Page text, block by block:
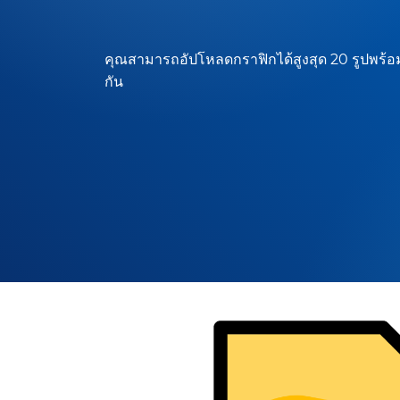
คุณสามารถอัปโหลดกราฟิกได้สูงสุด 20 รูปพร้อ
กัน